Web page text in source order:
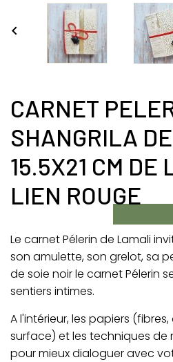

CARNET
SHANGRILA
15.5X21 CM DE
LIEN ROUGE
Le carnet Pélerin de Lamali
son amulette, son grelot, sa
de soie noir le carnet Pélerin
sentiers intimes.
A l'intérieur, les papiers
surface) et les techniques de
pour mieux dialoguer avec